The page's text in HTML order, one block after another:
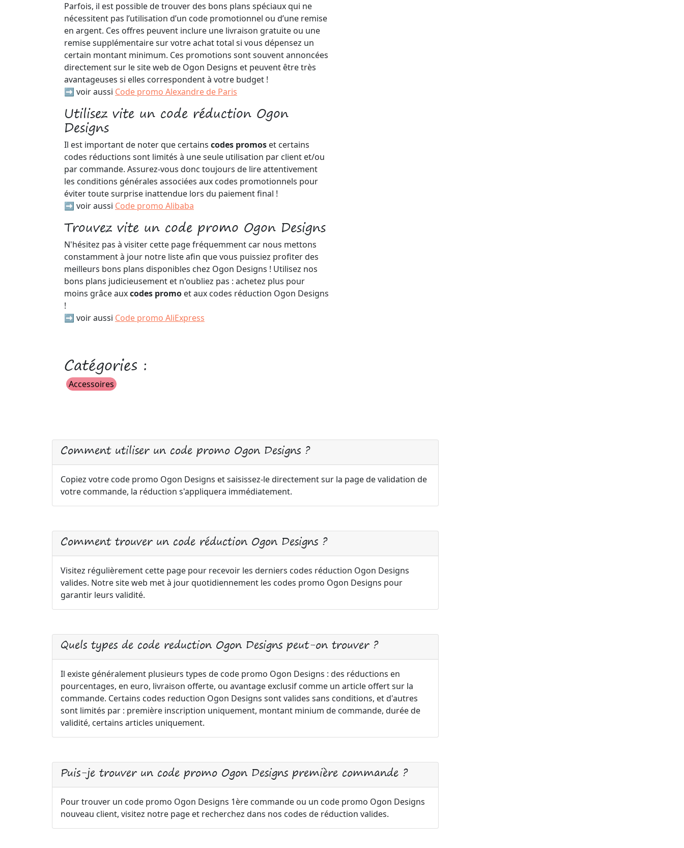
Parfois, il est possible de trouver des bons plans spéciaux qui ne
nécessitent pas l’utilisation d’un code promotionnel ou d’une remise
en argent. Ces offres peuvent inclure une livraison gratuite ou une
remise supplémentaire sur votre achat total si vous dépensez un
certain montant minimum. Ces promotions sont souvent annoncées
directement sur le site web de Ogon Designs et peuvent être très
avantageuses si elles correspondent à votre budget !
➡️ voir aussi Code promo Alexandre de Paris
Utilisez vite un code réduction Ogon
Designs
Il est important de noter que certains codes promos et certains
codes réductions sont limités à une seule utilisation par client et/ou
par commande. Assurez-vous donc toujours de lire attentivement
les conditions générales associées aux codes promotionnels pour
éviter toute surprise inattendue lors du paiement final !
➡️ voir aussi Code promo Alibaba
Trouvez vite un code promo Ogon Designs
N'hésitez pas à visiter cette page fréquemment car nous mettons
constamment à jour notre liste afin que vous puissiez profiter des
meilleurs bons plans disponibles chez Ogon Designs ! Utilisez nos
bons plans judicieusement et n'oubliez pas : achetez plus pour
moins grâce auxcodes promo et aux codes réduction Ogon Designs
!
➡️ voir aussi Code promo AliExpress
Catégories :
Accessoires
Comment utiliser un code promo Ogon Designs ?
Copiez votre code promo Ogon Designs et saisissez-le directement sur la page de validation de
votre commande, la réduction s'appliquera immédiatement.
Comment trouver un code réduction Ogon Designs ?
Visitez régulièrement cette page pour recevoir les derniers codes réduction Ogon Designs
valides. Notre site web met à jour quotidiennement les codes promo Ogon Designs pour
garantir leurs validité.
Quels types de code reduction Ogon Designs peut-on trouver ?
Il existe généralement plusieurs types de code promo Ogon Designs : des réductions en
pourcentages, en euro, livraison offerte, ou avantage exclusif comme un article offert sur la
commande. Certains codes reduction Ogon Designs sont valides sans conditions, et d'autres
sont limités par : première inscription uniquement, montant minium de commande, durée de
validité, certains articles uniquement.
Puis-je trouver un code promo Ogon Designs première commande ?
Pour trouver un code promo Ogon Designs 1ère commande ou un code promo Ogon Designs
nouveau client, visitez notre page et recherchez dans nos codes de réduction valides.